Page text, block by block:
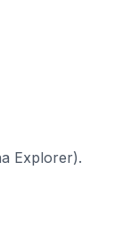
Explorer).